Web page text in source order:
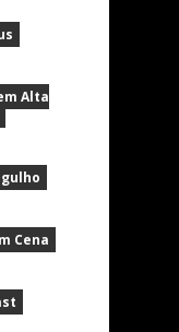
Alta
Cena